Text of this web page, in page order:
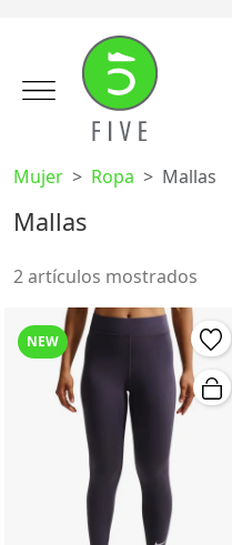
Mujer Ropa Mallas
Mallas
2 artículos mostrados
NEW